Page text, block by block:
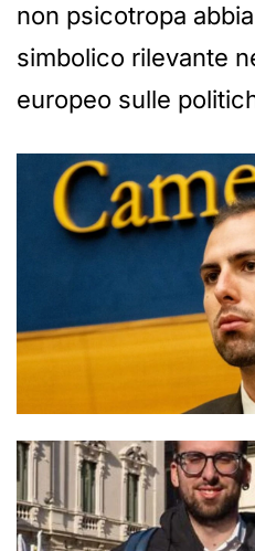
non psicotropa
simbolico rilevante
europeo sulle